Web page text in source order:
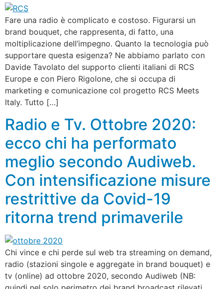
Fare una radio è complicato e costoso. Figurarsi un
brand bouquet, che rappresenta, di fatto, una
moltiplicazione dell’impegno. Quanto la tecnologia può
supportare questa esigenza? Ne abbiamo parlato con
Davide Tavolato del supporto clienti italiani di RCS
Europe e con Piero Rigolone, che si occupa di
marketing e comunicazione col progetto RCS Meets
Italy. Tutto […]
Radio e Tv. Ottobre 2020:
ecco chi ha performato
meglio secondo Audiweb.
Con intensificazione misure
restrittive da Covid-19
ritorna trend primaverile
Chi vince e chi perde sul web tra streaming on demand,
radio (stazioni singole e aggregate in brand bouquet) e
tv (online) ad ottobre 2020, secondo Audiweb (NB: